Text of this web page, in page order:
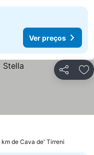
Ver preços
Partilhar
km de Cava de' Tirreni